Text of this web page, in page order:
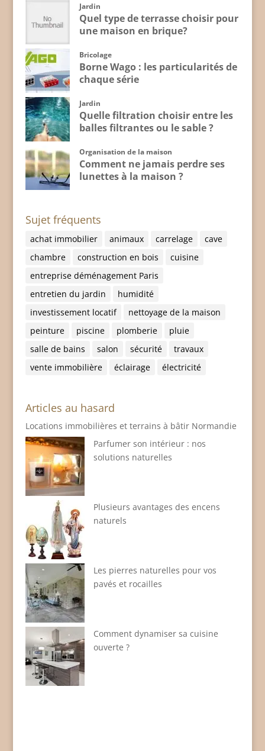
Jardin
Quel type de terrasse choisir pour
une maison en brique?
Bricolage
Borne Wago : les particularités de
chaque série
Jardin
Quelle filtration choisir entre les
balles filtrantes ou le sable ?
Organisation de la maison
Comment ne jamais perdre ses
lunettes à la maison ?
Sujet fréquents
achat immobilier animaux carrelage
cave
chambre
construction en bois
cuisine
entreprise déménagement Paris
entretien du jardin
humidité
investissement locatif
nettoyage de la maison
peinture
piscine plomberie
pluie
salle de bains
salon sécurité
travaux
vente immobilière
éclairage électricité
Articles au hasard
Locations immobilières et terrains à bâtir Normandie
Parfumer son intérieur : nos
solutions naturelles
Plusieurs avantages des encens
naturels
Les pierres naturelles pour vos
pavés et rocailles
Comment dynamiser sa cuisine
ouverte ?